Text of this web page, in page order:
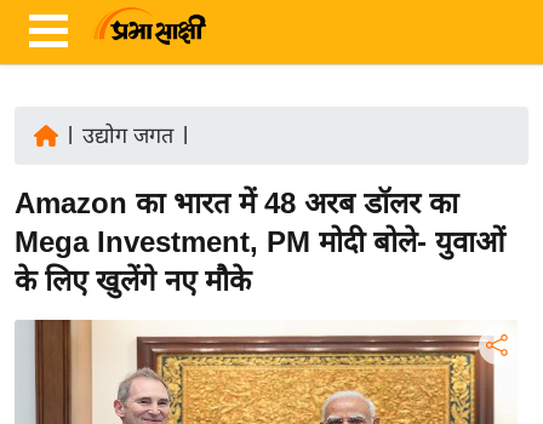
ज़ा
ख
ब
र
उद्योग जगत|
Amazon का भारत में 48 अरब डॉलर का
Mega Investment, PM मोदी बोले- युवाओं
के लिए खुलेंगे नए मौके